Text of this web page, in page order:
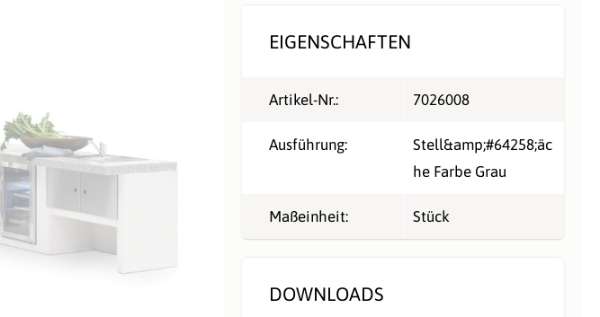
EIGENSCHAFTEN
Artikel-Nr.: 7026008
Ausführung:
Stell&amp;#64258;äc
he Farbe Grau
Maßeinheit: Stück
DOWNLOADS